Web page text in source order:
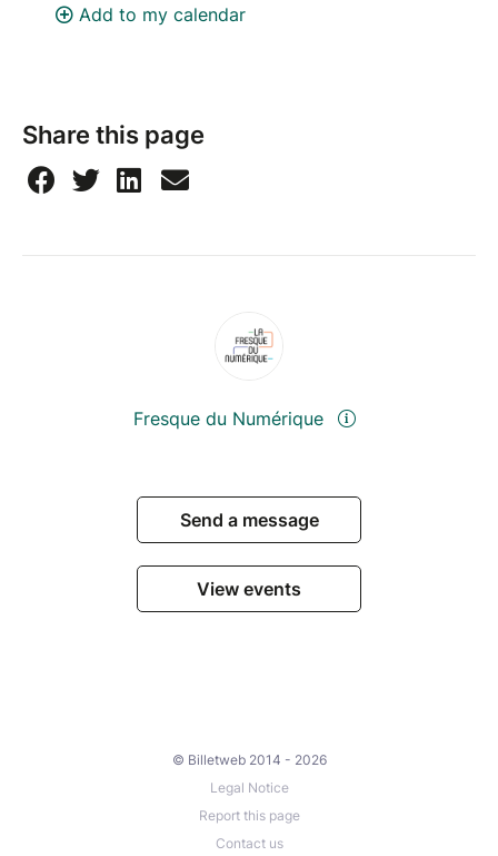
Add to my calendar
Share this page
Fresque du Numérique
Send a message
View events
© Billetweb 2014 - 2026
Legal Notice
Report this page
Contact us